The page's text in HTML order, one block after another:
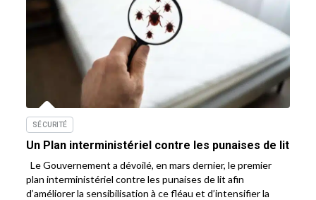
SÉCURITÉ
Un Plan interministériel contre les punaises de lit
Le Gouvernement a dévoilé, en mars dernier, le premier
plan interministériel contre les punaises de lit afin
d’améliorer la sensibilisation à ce fléau et d’intensifier la